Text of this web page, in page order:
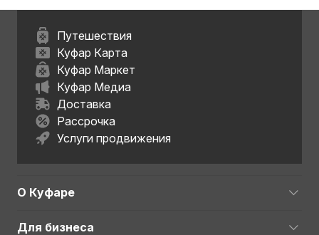
Путешествия
Куфар Карта
Куфар Маркет
Куфар Медиа
Доставка
Рассрочка
Услуги продвижения
О Куфаре
Для бизнеса